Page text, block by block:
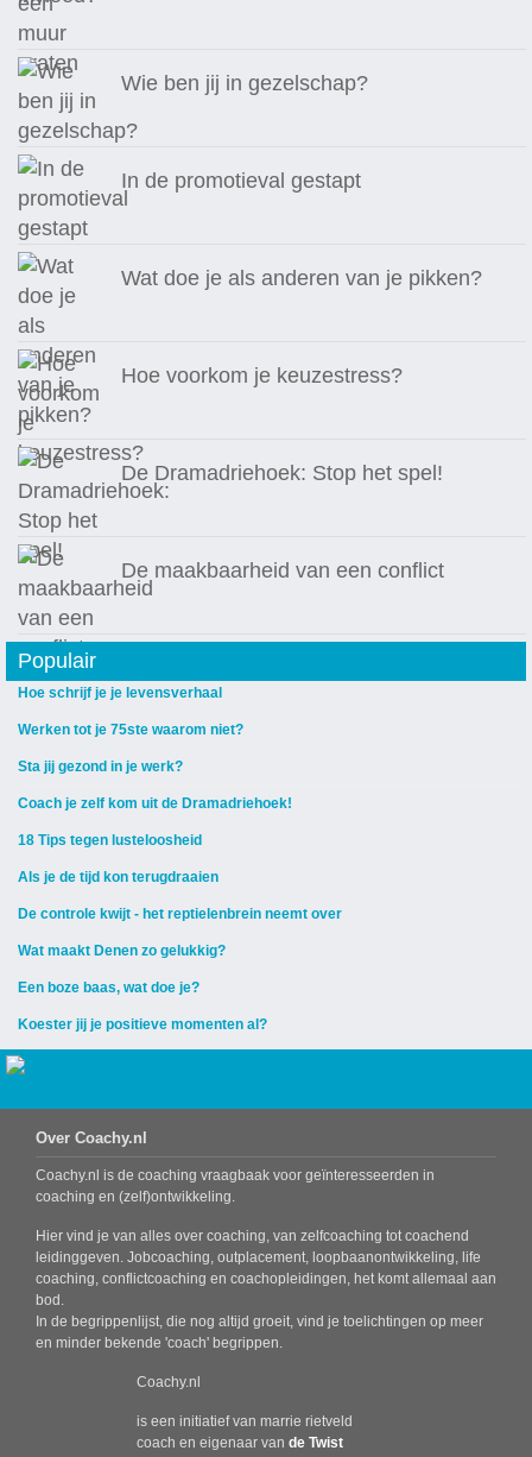
Wie ben jij in gezelschap?
In de promotieval gestapt
Wat doe je als anderen van je pikken?
Hoe voorkom je keuzestress?
De Dramadriehoek: Stop het spel!
De maakbaarheid van een conflict
Populair
Hoe schrijf je je levensverhaal
Werken tot je 75ste waarom niet?
Sta jij gezond in je werk?
Coach je zelf kom uit de Dramadriehoek!
18 Tips tegen lusteloosheid
Als je de tijd kon terugdraaien
De controle kwijt - het reptielenbrein neemt over
Wat maakt Denen zo gelukkig?
Een boze baas, wat doe je?
Koester jij je positieve momenten al?
Over Coachy.nl
Coachy.nl is de coaching vraagbaak voor geïnteresseerden in
coaching en (zelf)ontwikkeling.
Hier vind je van alles over coaching, van zelfcoaching tot coachend
leidinggeven. Jobcoaching, outplacement, loopbaanontwikkeling, life
coaching, conflictcoaching en coachopleidingen, het komt allemaal aan
bod.
In de begrippenlijst, die nog altijd groeit, vind je toelichtingen op meer
en minder bekende 'coach' begrippen.
Coachy.nl
is een initiatief van marrie rietveld
coach en eigenaar van de Twist